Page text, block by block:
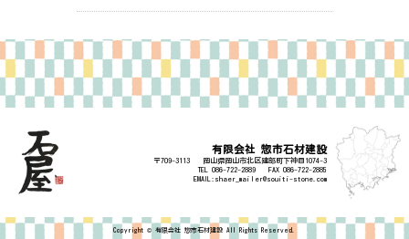
有限会社 惣市石材建設
〒709-3113
岡山県岡山市北区建部町下神目1074-3
TEL 086-722-2889
FAX 086-722-2885
EMAIL:shaer_mailer@souiti-stone.com
Copyright © 有限会社 惣市石材建設 All Rights Reserved.